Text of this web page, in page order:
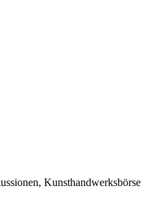
Kunsthandwerksbörse